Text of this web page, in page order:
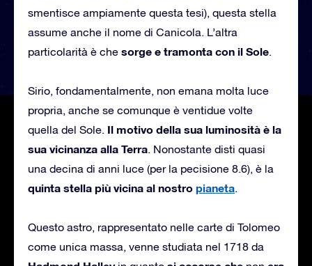
smentisce ampiamente questa tesi), questa stella
assume anche il nome di Canicola. L’altra
particolarità è che sorge e tramonta con il Sole.
Sirio, fondamentalmente, non emana molta luce
propria, anche se comunque è ventidue volte
quella del Sole. Il motivo della sua luminosità è la
sua vicinanza alla Terra. Nonostante disti quasi
una decina di anni luce (per la pecisione 8.6), è la
quinta stella più vicina al nostro pianeta.
Questo astro, rappresentato nelle carte di Tolomeo
come unica massa, venne studiata nel 1718 da